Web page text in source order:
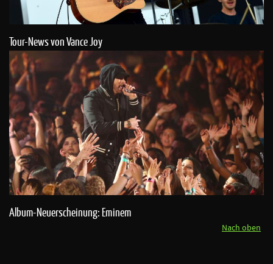
Tour-News von Vance Joy
Album-Neuerscheinung: Eminem
Nach oben